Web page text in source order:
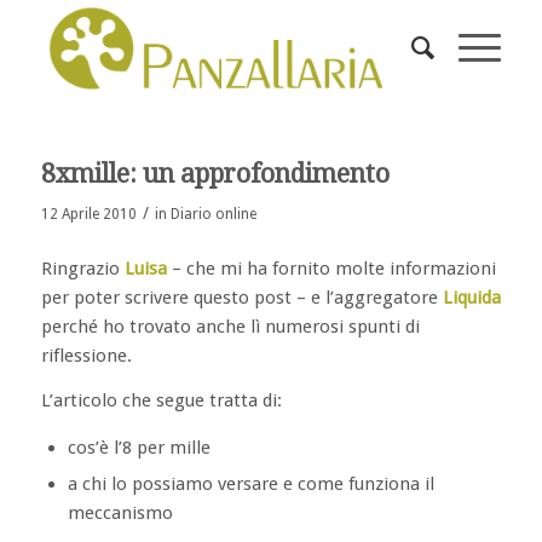
8xmille: un approfondimento
12 Aprile 2010 / in Diario online
Ringrazio Luisa– che mi ha fornito molte informazioni
per poter scrivere questo post – e l’aggregatore Liquida
perché ho trovato anche lì numerosi spunti di
riflessione.
L’articolo che segue tratta di:
cos’è l’8 per mille
a chi lo possiamo versare e come funziona il
meccanismo